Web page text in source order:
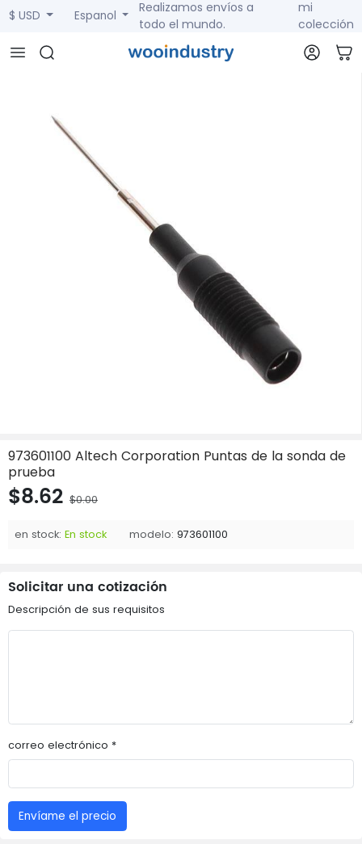
$ USD Espanol
Realizamos envíos a
todo el mundo.
mi
colección
973601100 Altech Corporation Puntas de la sonda de
prueba
$8.62 $0.00
en stock: En stock modelo: 973601100
Solicitar una cotización
Descripción de sus requisitos
correo electrónico *
Envíame el precio